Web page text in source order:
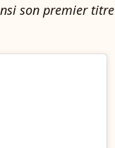
son premier titre